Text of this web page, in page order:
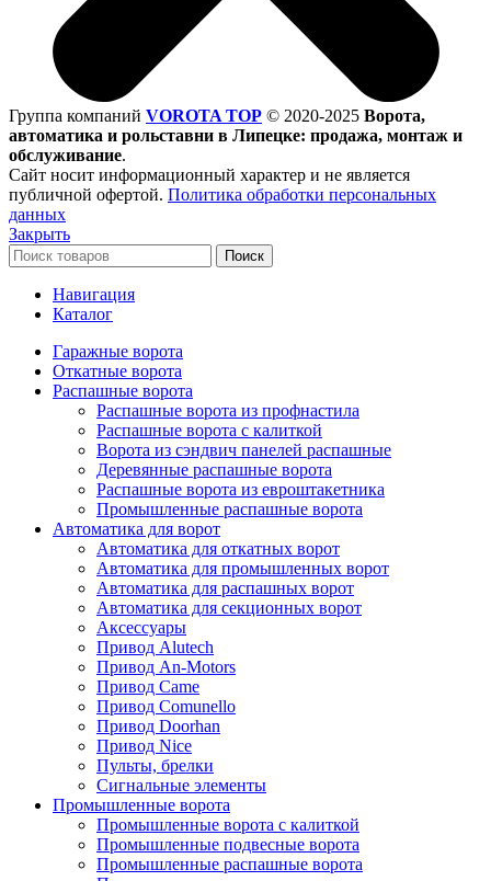
Группа компаний VOROTA TOP © 2020-2025 Ворота,
автоматика и рольставни в Липецке: продажа, монтаж и
обслуживание.
Сайт носит информационный характер и не является
публичной офертой. Политика обработки персональных
данных
Закрыть
Поиск
Навигация
Каталог
Гаражные ворота
Откатные ворота
Распашные ворота
Распашные ворота из профнастила
Распашные ворота с калиткой
Ворота из сэндвич панелей распашные
Деревянные распашные ворота
Распашные ворота из евроштакетника
Промышленные распашные ворота
Автоматика для ворот
Автоматика для откатных ворот
Автоматика для промышленных ворот
Автоматика для распашных ворот
Автоматика для секционных ворот
Аксессуары
Привод Alutech
Привод An-Motors
Привод Came
Привод Comunello
Привод Doorhan
Привод Nice
Пульты, брелки
Сигнальные элементы
Промышленные ворота
Промышленные ворота с калиткой
Промышленные подвесные ворота
Промышленные распашные ворота